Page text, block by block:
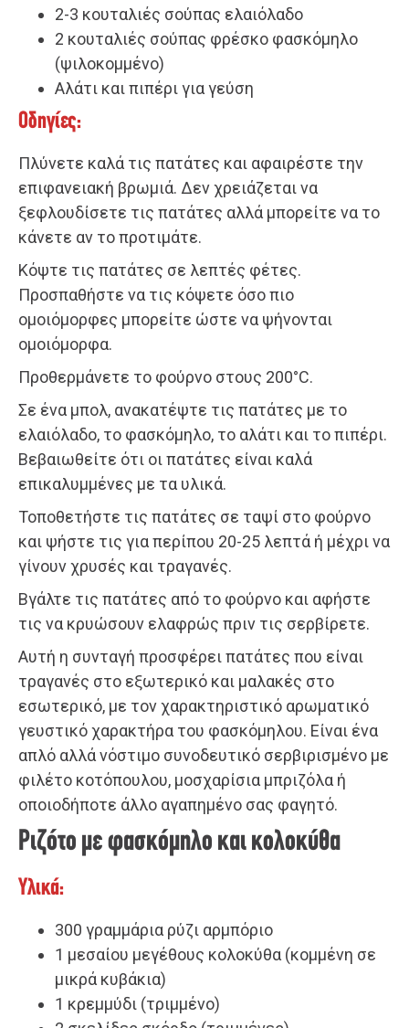
2-3 κουταλιές σούπας ελαιόλαδο
2 κουταλιές σούπας φρέσκο φασκόμηλο
(ψιλοκομμένο)
Αλάτι και πιπέρι για γεύση
Οδηγίες:
Πλύνετε καλά τις πατάτες και αφαιρέστε την
επιφανειακή βρωμιά. Δεν χρειάζεται να
ξεφλουδίσετε τις πατάτες αλλά μπορείτε να το
κάνετε αν το προτιμάτε.
Κόψτε τις πατάτες σε λεπτές φέτες.
Προσπαθήστε να τις κόψετε όσο πιο
ομοιόμορφες μπορείτε ώστε να ψήνονται
ομοιόμορφα.
Προθερμάνετε το φούρνο στους 200°C.
Σε ένα μπολ, ανακατέψτε τις πατάτες με το
ελαιόλαδο, το φασκόμηλο, το αλάτι και το πιπέρι.
Βεβαιωθείτε ότι οι πατάτες είναι καλά
επικαλυμμένες με τα υλικά.
Τοποθετήστε τις πατάτες σε ταψί στο φούρνο
και ψήστε τις για περίπου 20-25 λεπτά ή μέχρι να
γίνουν χρυσές και τραγανές.
Βγάλτε τις πατάτες από το φούρνο και αφήστε
τις να κρυώσουν ελαφρώς πριν τις σερβίρετε.
Αυτή η συνταγή προσφέρει πατάτες που είναι
τραγανές στο εξωτερικό και μαλακές στο
εσωτερικό, με τον χαρακτηριστικό αρωματικό
γευστικό χαρακτήρα του φασκόμηλου. Είναι ένα
απλό αλλά νόστιμο συνοδευτικό σερβιρισμένο με
φιλέτο κοτόπουλου, μοσχαρίσια μπριζόλα ή
οποιοδήποτε άλλο αγαπημένο σας φαγητό.
Ριζότο με φασκόμηλο και κολοκύθα
Υλικά:
300 γραμμάρια ρύζι αρμπόριο
1 μεσαίου μεγέθους κολοκύθα (κομμένη σε
μικρά κυβάκια)
1 κρεμμύδι (τριμμένο)